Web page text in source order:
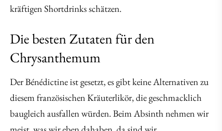
kräftigen Shortdrinks schätzen.
Die besten Zutaten für den
Chrysanthemum
Der Bénédictine ist gesetzt, es gibt keine Alternativen zu
diesem französischen Kräuterlikör, die geschmacklich
baugleich ausfallen würden. Beim Absinth nehmen wir